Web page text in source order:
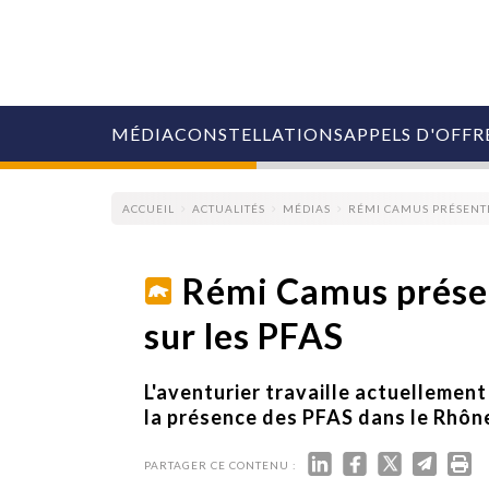
MÉDIA
COLLECTIVITÉS
AGENCES
RETAIL
MÉDIAS
ÉVÉNEMENTIELS
CONSTELLATIONSAPPELS
ACCUEIL ACTUALITÉS MÉDIAS RÉMI CAMUS
Rémi Camus
sur les PFAS
L'aventurier travaille
la présence des PFAS dans le
PARTAGER CE CONTENU :